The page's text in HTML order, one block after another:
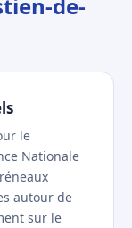
le
Nationale
autour de
sur le